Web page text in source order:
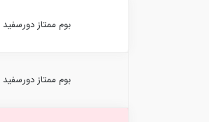
بوم ممتاز دورسفید 30x60cm پیشگام
بوم ممتاز دورسفید 40x50cm پیشگام